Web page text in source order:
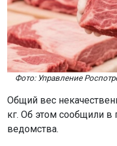
Фото: Управление
Общий вес
кг. Об этом сообщили в
ведомства.